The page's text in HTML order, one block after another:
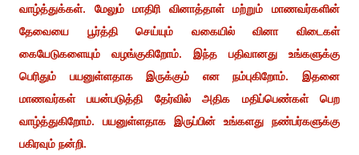
வாழ்த்துக்கள். மேலும் மாதிரி வினாத்தாள் மற்றும் மாணவர்களின்
தேவையை பூர்த்தி செய்யும் வகையில் வினா விடைகள்
கையேடுகளையும் வழங்குகிறோம். இந்த பதிவானது உங்களுக்கு
பெரிதும் பயனுள்ளதாக இருக்கும் என நம்புகிறோம். இதனை
மாணவர்கள் பயன்படுத்தி தேர்வில் அதிக மதிப்பெண்கள் பெற
வாழ்த்துகிறோம். பயனுள்ளதாக இருப்பின் உங்களது நண்பர்களுக்கு
பகிரவும் நன்றி.